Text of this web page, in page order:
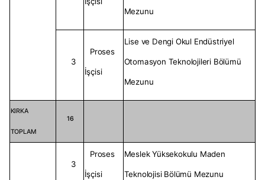
Mezunu
3
Proses
İşçisi
Lise ve Dengi Okul Endüstriyel
Otomasyon Teknolojileri Bölümü
Mezunu
KIRKA
TOPLAM
16
3
Proses
İşçisi
Meslek Yüksekokulu Maden
Teknolojisi Bölümü Mezunu